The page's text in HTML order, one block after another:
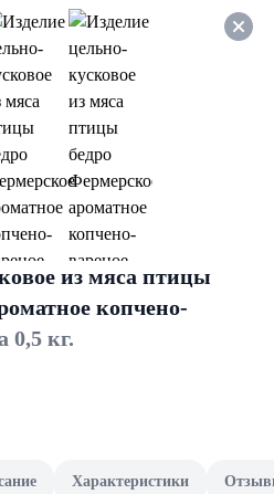
для взрослых
Подгузники для взрослых
из мяса птицы
копчено-
0,5 кг.
Характеристики